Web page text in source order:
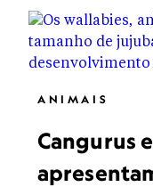
ANIMAIS
Cangurus